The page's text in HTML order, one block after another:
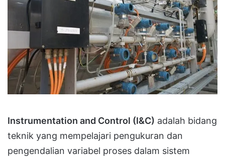
Instrumentation and Control (I&C) adalah bidang
teknik yang mempelajari pengukuran dan
pengendalian variabel proses dalam sistem